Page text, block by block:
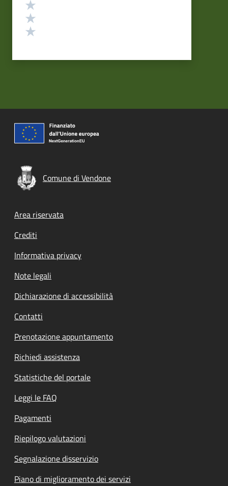
Comune di Vendone
Footer menu
Area riservata
Crediti
Informativa privacy
Note legali
Dichiarazione di accessibilità
Contatti
Prenotazione appuntamento
Richiedi assistenza
Statistiche del portale
Leggi le FAQ
Pagamenti
Riepilogo valutazioni
Segnalazione disservizio
Piano di miglioramento dei servizi